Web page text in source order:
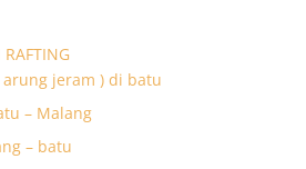
jeram ) di batu
– Malang
– batu